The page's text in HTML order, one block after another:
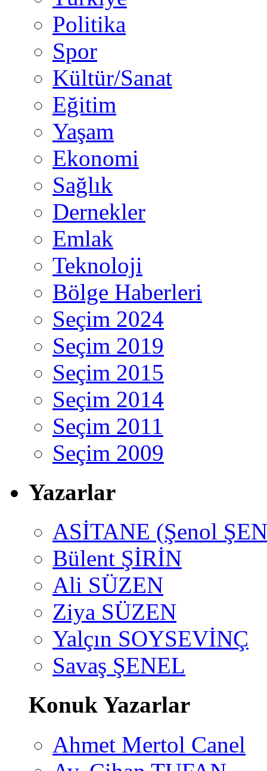
Politika
Spor
Kültür/Sanat
Eğitim
Yaşam
Ekonomi
Sağlık
Dernekler
Emlak
Teknoloji
Bölge Haberleri
Seçim 2024
Seçim 2019
Seçim 2015
Seçim 2014
Seçim 2011
Seçim 2009
Yazarlar
ASİTANE (Şenol
Bülent ŞİRİN
Ali SÜZEN
Ziya SÜZEN
Yalçın SOYSEVİNÇ
Savaş ŞENEL
Konuk Yazarlar
Ahmet Mertol Canel